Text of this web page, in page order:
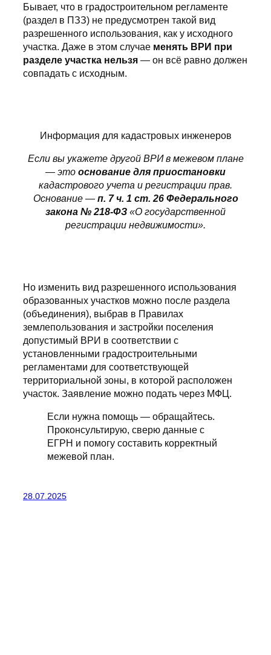
Бывает, что в градостроительном регламенте
(раздел в ПЗЗ) не предусмотрен такой вид
разрешенного использования, как у исходного
участка. Даже в этом случае менять ВРИ при
разделе участка нельзя — он всё равно должен
совпадать с исходным.
Информация для кадастровых инженеров
Если вы укажете другой ВРИ в межевом плане
— это основание для приостановки
кадастрового учета и регистрации прав.
Основание — п. 7 ч. 1 ст. 26 Федерального
закона № 218-ФЗ «О государственной
регистрации недвижимости».
Но изменить вид разрешенного использования
образованных участков можно после раздела
(объединения), выбрав в Правилах
землепользования и застройки поселения
допустимый ВРИ в соответствии с
установленными градостроительными
регламентами для соответствующей
территориальной зоны, в которой расположен
участок. Заявление можно подать через МФЦ.
Если нужна помощь — обращайтесь.
Проконсультирую, сверю данные с
ЕГРН и помогу составить корректный
межевой план.
28.07.2025